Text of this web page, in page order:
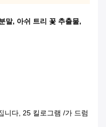
말, 아쉬 트리 꽃 추출물,
니다, 25 킬로그램 /가 드럼